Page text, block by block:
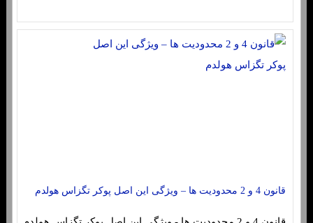
قانون 4 و 2 محدودیت ها – ویژگی این اصل پوکر تگزاس هولدم